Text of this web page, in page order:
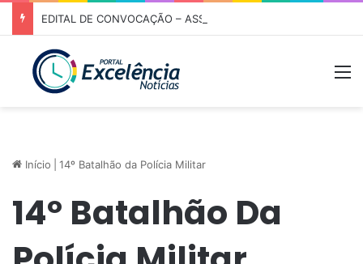
Início 14º Batalhão da Polícia Militar
14º Batalhão Da